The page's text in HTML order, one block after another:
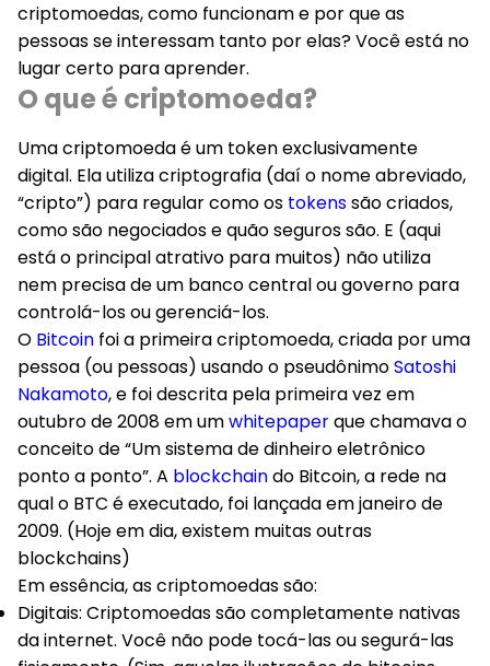
criptomoedas, como funcionam e por que as
pessoas se interessam tanto por elas? Você está no
lugar certo para aprender.
O que é criptomoeda?
Uma criptomoeda é um token exclusivamente
digital. Ela utiliza criptografia (daí o nome abreviado,
“cripto”) para regular como os tokenssão criados,
como são negociados e quão seguros são. E (aqui
está o principal atrativo para muitos) não utiliza
nem precisa de um banco central ou governo para
controlá-los ou gerenciá-los.
O Bitcoin foi a primeira criptomoeda, criada por uma
pessoa (ou pessoas) usando o pseudônimoSatoshi
Nakamoto, e foi descrita pela primeira vez em
outubro de 2008 em umwhitepaperque chamava o
conceito de “Um sistema de dinheiro eletrônico
ponto a ponto”. A blockchaindo Bitcoin, a rede na
qual o BTC é executado, foi lançada em janeiro de
2009. (Hoje em dia, existem muitas outras
blockchains)
Em essência, as criptomoedas são:
Digitais: Criptomoedas são completamente nativas
da internet. Você não pode tocá-las ou segurá-las